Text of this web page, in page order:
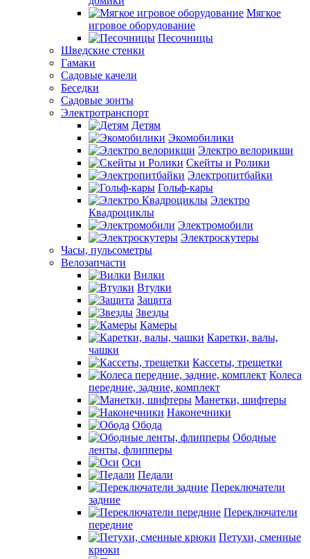
Мягкое
игровое оборудование
Песочницы
Шведские стенки
Гамаки
Садовые качели
Беседки
Садовые зонты
Электротранспорт
Детям
Экомобилики
Электро велорикши
Скейты и Ролики
Электропитбайки
Гольф-кары
Электро
Квадроциклы
Электромобили
Электроскутеры
Часы, пульсометры
Велозапчасти
Вилки
Втулки
Защита
Звезды
Камеры
Каретки, валы,
чашки
Кассеты, трещетки
Колеса
передние, задние, комплект
Манетки, шифтеры
Наконечники
Обода
Ободные
ленты, флипперы
Оси
Педали
Переключатели
задние
Переключатели
передние
Петухи, сменные
крюки